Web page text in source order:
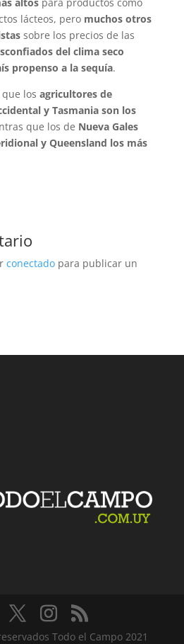
lácteos, pero muchos otros
sobre los precios de las
del clima seco
propenso a la sequía.
los agricultores de
y Tasmania son los
que los de Nueva Gales
y Queensland los más
conectadopara publicar un
Todo el Campo 2021